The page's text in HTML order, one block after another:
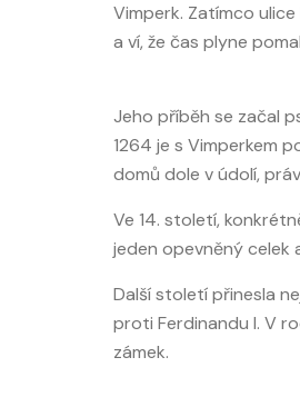
Vimperk. Zatímco
a ví, že čas plyne
Jeho příběh se začal
1264 je s Vimperkem
domů dole v údolí,
Ve 14. století,
jeden opevněný celek
Další století přinesla
proti Ferdinandu I. V
zámek.